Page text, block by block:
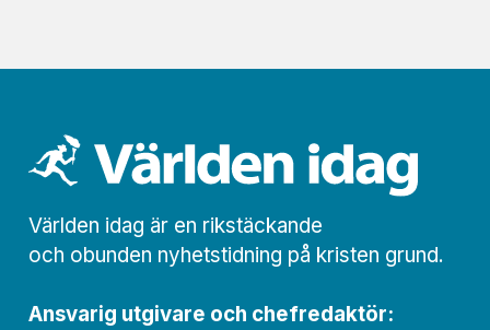
Världen idag är en rikstäckande
och obunden nyhets­­­tidning på kristen grund.
Ansvarig utgivare och chef­redaktör: